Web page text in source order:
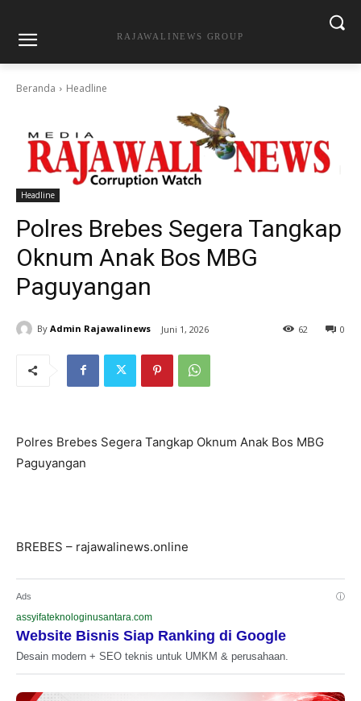
RAJAWALINEWS GROUP
Beranda Headline
Headline
Polres Brebes Segera Tangkap
Oknum Anak Bos MBG
Paguyangan
By Admin Rajawalinews Juni 1, 2026 0
62
Polres Brebes Segera Tangkap Oknum Anak Bos MBG
Paguyangan
BREBES – rajawalinews.online
Ads ⓘ
assyifateknologinusantara.com
Website Bisnis Siap Ranking di Google
Desain modern + SEO teknis untuk UMKM & perusahaan.